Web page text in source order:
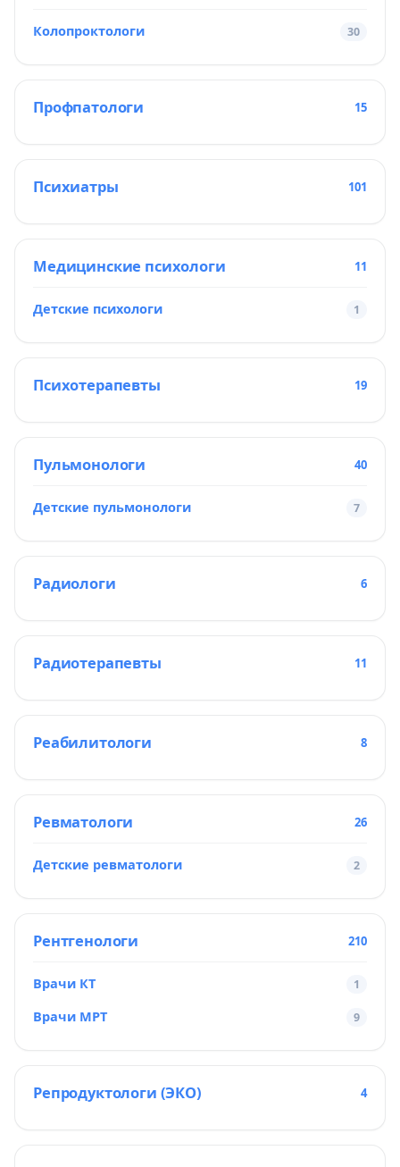
Колопроктологи 30
Профпатологи 15
Психиатры 101
Медицинские психологи 11
Детские психологи 1
Психотерапевты 19
Пульмонологи 40
Детские пульмонологи 7
Радиологи 6
Радиотерапевты 11
Реабилитологи 8
Ревматологи 26
Детские ревматологи 2
Рентгенологи 210
Врачи КТ 1
Врачи МРТ 9
Репродуктологи (ЭКО) 4